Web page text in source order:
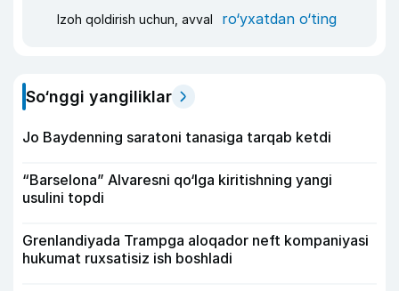
Izoh qoldirish uchun, avval ro‘yxatdan o‘ting
So‘nggi yangiliklar
Jo Baydenning saratoni tanasiga tarqab ketdi
“Barselona” Alvaresni qo‘lga kiritishning yangi
usulini topdi
Grenlandiyada Trampga aloqador neft kompaniyasi
hukumat ruxsatisiz ish boshladi